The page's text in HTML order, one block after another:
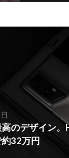
のデザイン。
32万円